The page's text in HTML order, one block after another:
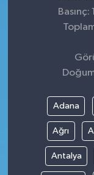
Adana
Ağrı
Antalya